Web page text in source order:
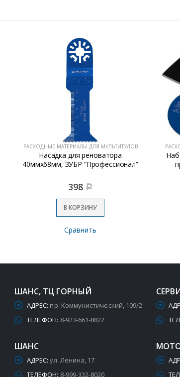
РАСХОДНЫЕ МАТЕРИАЛЫ ДЛЯ МУЛЬТИТУЛОВ
Насадка для реноватора
40ммх68мм, ЗУБР “Профессионал”
398 Р
В КОРЗИНУ
Сравнить
ШАНС, ТЦ ГОРНЫЙ
АДРЕС: пр. Коммунистический, 109/2
ТЕЛЕФОН: 8-923-661-8822
ШАНС
АДРЕС: ул. Ленина, 17
ТЕЛЕФОН: 8-999-332-8020